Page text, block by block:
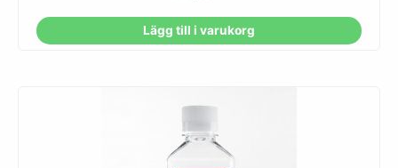
Lägg till i varukorg